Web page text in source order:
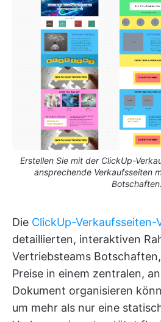
Erstellen Sie mit der ClickUp-
ansprechende Verkaufsseiten
Botschaften.
Die ClickUp-Verkaufsseiten-
detaillierten, interaktiven
Vertriebsteams
Preise in einem zentralen,
Dokument organisieren
um mehr als nur eine